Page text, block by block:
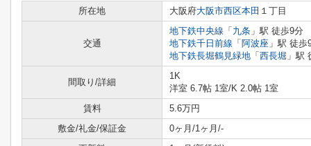
所在地 大阪府大阪市西区本田 １丁目
交通
地下鉄中央線 「 九条 」駅 徒歩9分
地下鉄千日前線 「 阿波座 」駅 徒歩
地下鉄長堀鶴見緑地 「 西長堀 」駅
間取り/詳細
1K
洋室 6.7帖 1室/K 2.0帖 1室
賃料
5.6万円
敷金/礼金/保証金
0ヶ月/1ヶ月/-